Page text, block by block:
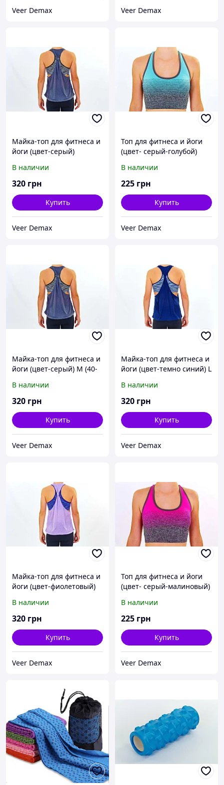
Veer Demax Veer Demax
Майка-топ для фитнеса и
йоги (цвет-серый)
В наличии
320 грн
Купить
Veer Demax
Топ для фитнеса и йоги
(цвет- серый-голубой)
В наличии
225 грн
Купить
Veer Demax
Майка-топ для фитнеса и
йоги (цвет-серый) М (40-
В наличии
320 грн
Купить
Veer Demax
Майка-топ для фитнеса и
йоги (цвет-темно синий) L
В наличии
320 грн
Купить
Veer Demax
Майка-топ для фитнеса и
йоги (цвет-фиолетовый)
В наличии
320 грн
Купить
Veer Demax
Топ для фитнеса и йоги
(цвет- серый-малиновый)
В наличии
225 грн
Купить
Veer Demax